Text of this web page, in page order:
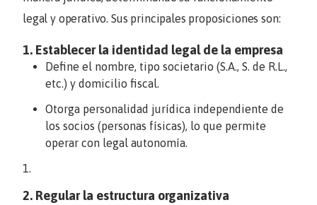
legal y operativo. Sus principales proposiciones son:
1. Establecer la identidad legal de la empresa
Define el nombre, tipo societario (S.A., S. de R.L.,
etc.) y domicilio fiscal.
Otorga personalidad jurídica independiente de
los socios (personas físicas), lo que permite
operar con legal autonomía.
2. Regular la estructura organizativa